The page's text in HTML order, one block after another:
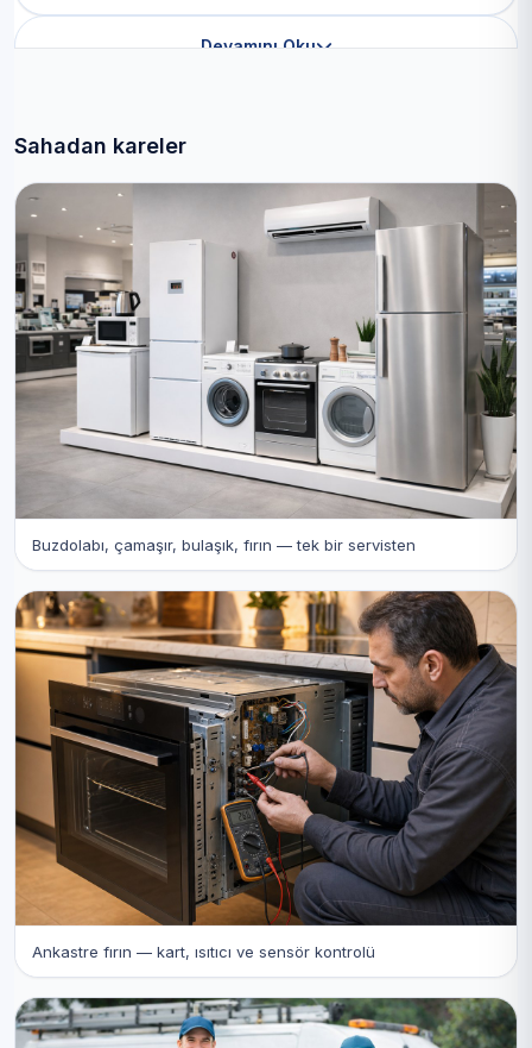
Devamını Oku
Sahadan kareler
Buzdolabı, çamaşır, bulaşık, fırın — tek bir servisten
Ankastre fırın — kart, ısıtıcı ve sensör kontrolü